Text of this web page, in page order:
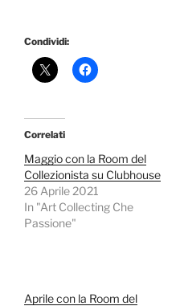
Condividi:
Correlati
Maggio con la Room del
Collezionista su Clubhouse
26 Aprile 2021
In "Art Collecting Che
Passione"
Aprile con la Room del